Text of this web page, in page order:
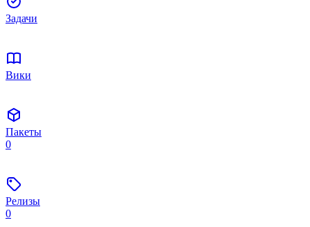
Задачи
Вики
Пакеты
0
Релизы
0